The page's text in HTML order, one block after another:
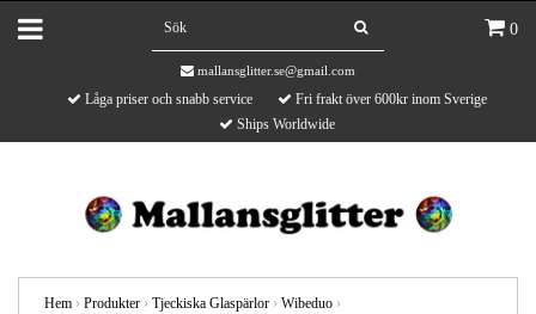
0
mallansglitter.se@gmail.com
Låga priser och snabb service
Fri frakt över 600kr inom Sverige
Ships Worldwide
Hem › Produkter › Tjeckiska Glaspärlor › Wibeduo ›